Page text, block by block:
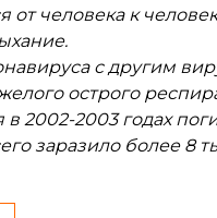
от человека к
с другим
острого
в 2002-2003 годах
заразило более 8